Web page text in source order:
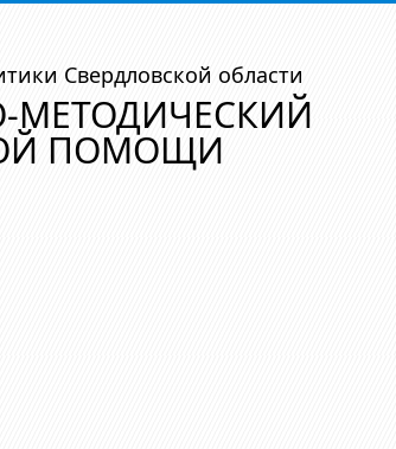
Свердловской области
МЕТОДИЧЕСКИЙ
ПОМОЩИ